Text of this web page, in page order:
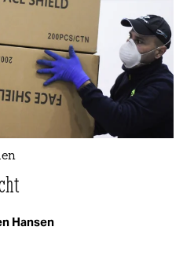
Hansen